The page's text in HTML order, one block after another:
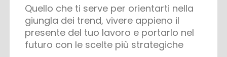
Quello che ti serve per orientarti nella
giungla dei trend, vivere appieno il
presente del tuo lavoro e portarlo nel
futuro con le scelte più strategiche